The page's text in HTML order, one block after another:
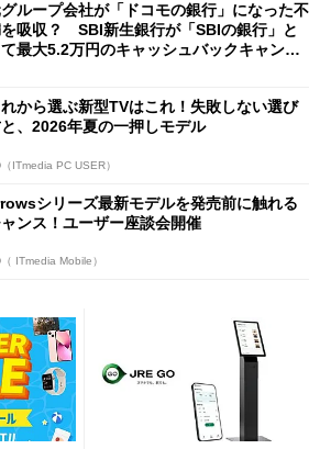
ループ会社が「ドコモの銀行」になった不
吸収？ SBI新生銀行が「SBIの銀行」と
て最大5.2万円のキャッシュバックキャンペ
から選ぶ新型TVはこれ！失敗しない選び
、2026年夏の一押しモデル
ITmedia PC USER）
シリーズ最新モデルを発売前に触れる
ンス！ユーザー座談会開催
ITmedia Mobile）